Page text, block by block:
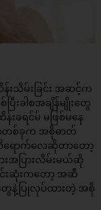
သိမ်းခြင်း အဆင့်က
ြီးခါစအချိန်မျိုးတွေ
းခရင်မ် မဖြစ်မနေ
ာတစ်ခုက အစိုဓာတ်
ထိရောက်လေဆိုတာတော့
အပြားလိမ်းမယ်ဆို
င်းဆုံးကတော့ အဆီ
နဲ့ပြုလုပ်ထားတဲ့ အစို